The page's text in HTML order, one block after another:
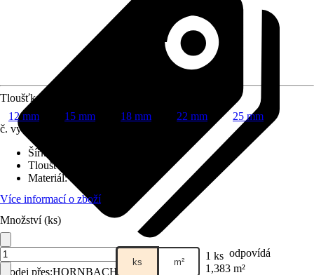
Prodej přes:HORNBACH
Tloušťka
12 mm
15 mm 18 mm 22 mm
25 mm
č. výrobku
Šířka
Tloušťka
Materiál:
Více informací o zboží
Množství (ks)
ks m² 1 ks odpovídá
1,383 m²